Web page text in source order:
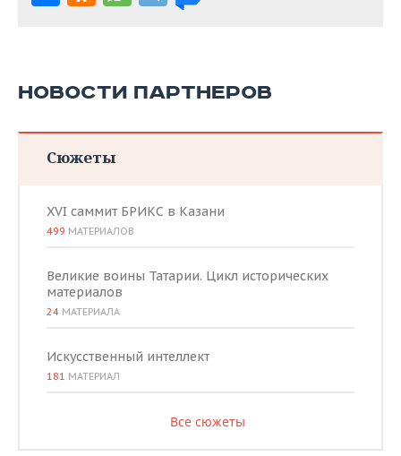
НОВОСТИ ПАРТНЕРОВ
Сюжеты
XVI саммит БРИКС в Казани
499 МАТЕРИАЛОВ
Великие воины Татарии. Цикл исторических
материалов
24 МАТЕРИАЛА
Искусственный интеллект
181 МАТЕРИАЛ
Все сюжеты